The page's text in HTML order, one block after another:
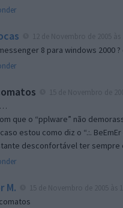
8 para windows 2000
que o “pplware” não
estou como diz o “.:.
desconfortável ter sempre
M.